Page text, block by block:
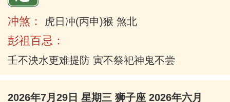
冲煞： 虎日冲(丙申)猴 煞北
彭祖百忌：
壬不泱水更难提防 寅不祭祀神鬼不尝
2026年7月29日 星期三 狮子座 2026年六月